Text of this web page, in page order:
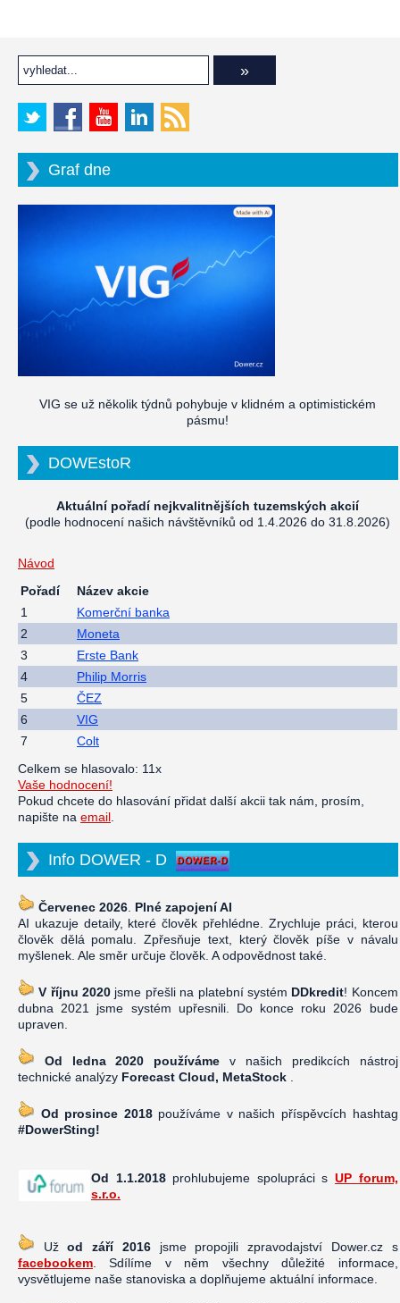
Graf dne
VIG se už několik týdnů pohybuje v klidném a optimistickém
pásmu!
DOWEstoR
Aktuální pořadí nejkvalitnějších tuzemských akcií
(podle hodnocení našich návštěvníků od 1.4.2026 do 31.8.2026)
Návod
Pořadí
Název akcie
1
Komerční banka
2
Moneta
3
Erste Bank
4
Philip Morris
5
ČEZ
6
VIG
7
Colt
Celkem se hlasovalo: 11x
Vaše hodnocení!
Pokud chcete do hlasování přidat další akcii tak nám, prosím,
napište na email
Info DOWER - D
Červenec 2026 Plné zapojení AI
AI ukazuje detaily, které člověk přehlédne. Zrychluje práci, kterou
člověk dělá pomalu. Zpřesňuje text, který člověk píše v návalu
myšlenek. Ale směr určuje člověk. A odpovědnost také.
V říjnu 2020 jsme přešli na platební systém DDkredit! Koncem
dubna 2021 jsme systém upřesnili. Do konce roku 2026 bude
upraven.
Od ledna 2020 používáme v našich predikcích nástroj
technické analýzy Forecast Cloud, MetaStock
Od prosince 2018používáme v našich příspěvcích hashtag
#DowerSting!
Od 1.1.2018prohlubujeme spolupráci sUP forum,
s.r.o.
Užod září 2016jsme propojili zpravodajství Dower.cz s
facebookem . Sdílíme v něm všechny důležité informace,
vysvětlujeme naše stanoviska a doplňujeme aktuální informace.